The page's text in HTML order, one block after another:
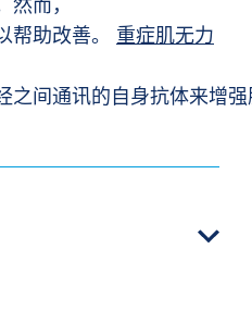
而，
帮助改善。 重症肌无力
之间通讯的自身抗体来增